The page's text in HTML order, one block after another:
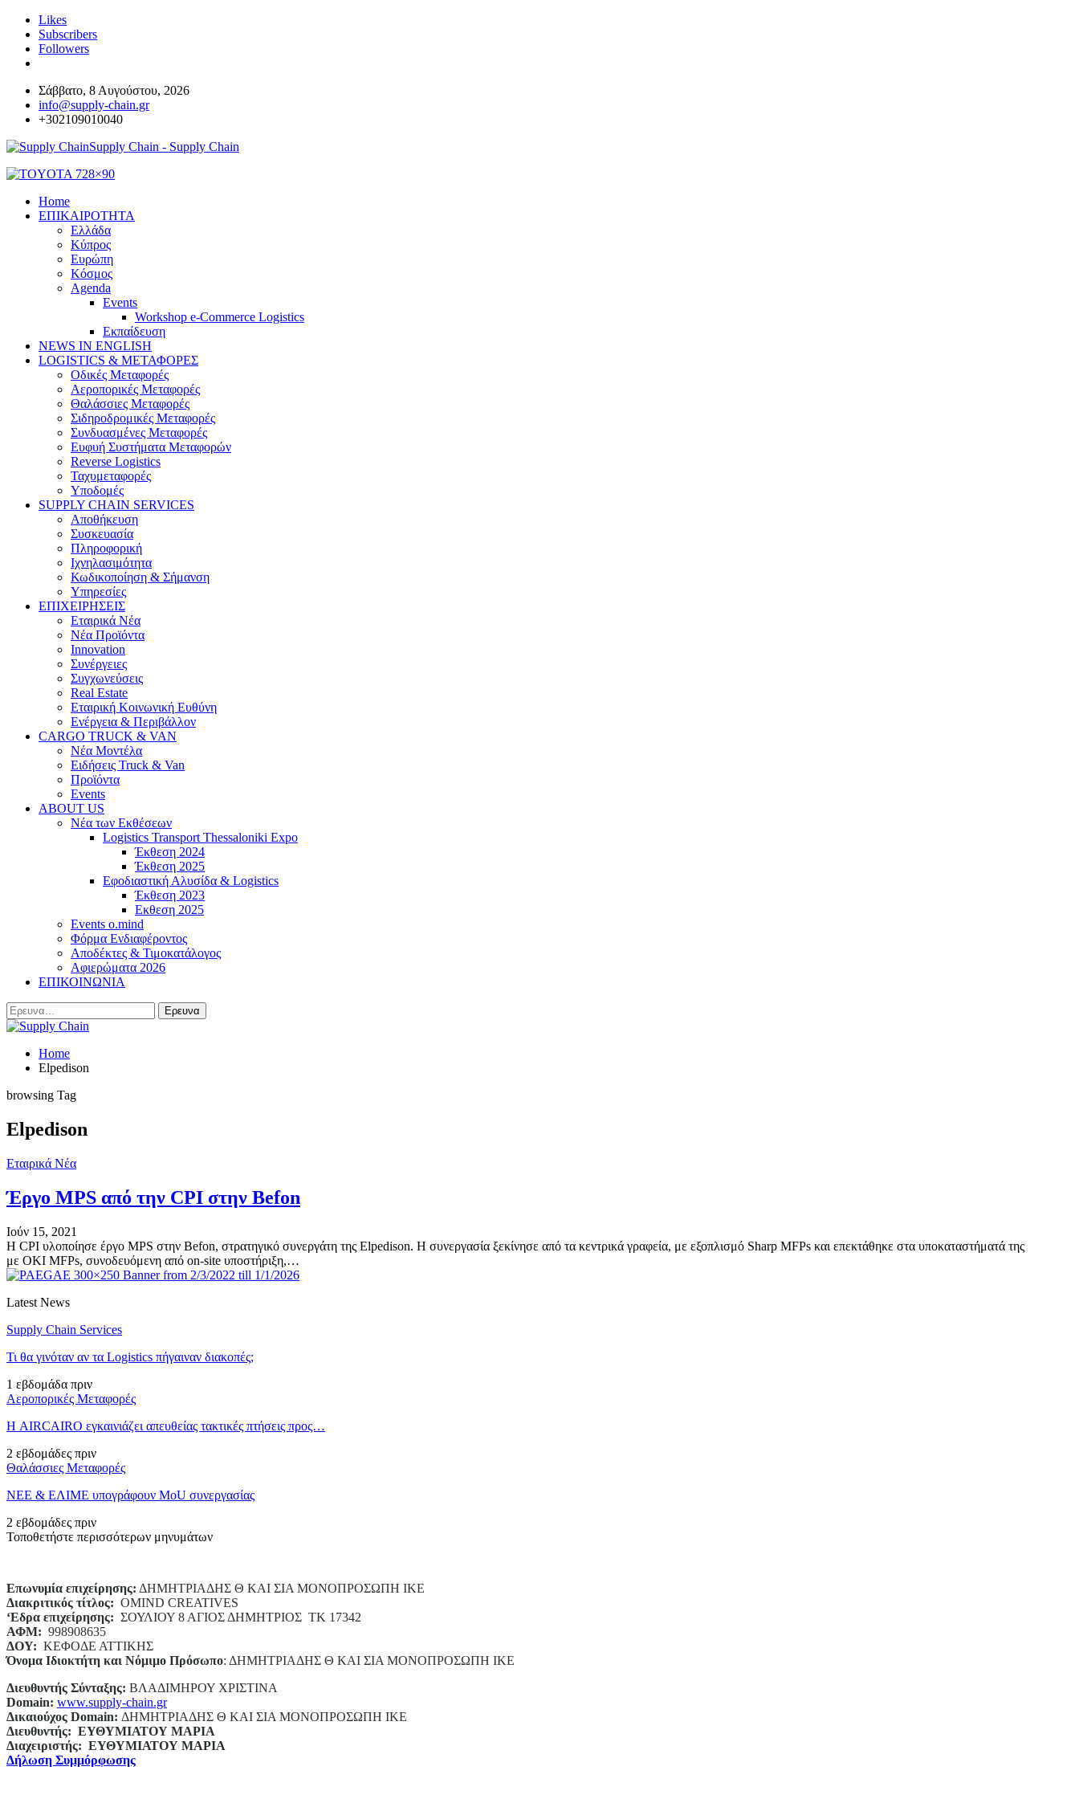
Likes
Subscribers
Followers
Σάββατο, 8 Αυγούστου, 2026
info@supply-chain.gr
+302109010040
Supply Chain - Supply Chain
Home
ΕΠΙΚΑΙΡΟΤΗΤΑ
Ελλάδα
Κύπρος
Ευρώπη
Κόσμος
Agenda
Events
Workshop e-Commerce Logistics
Εκπαίδευση
NEWS IN ENGLISH
LOGISTICS & ΜΕΤΑΦΟΡΕΣ
Οδικές Μεταφορές
Αεροπορικές Μεταφορές
Θαλάσσιες Μεταφορές
Σιδηροδρομικές Μεταφορές
Συνδυασμένες Μεταφορές
Ευφυή Συστήματα Μεταφορών
Reverse Logistics
Ταχυμεταφορές
Υποδομές
SUPPLY CHAIN SERVICES
Αποθήκευση
Συσκευασία
Πληροφορική
Ιχνηλασιμότητα
Κωδικοποίηση & Σήμανση
Υπηρεσίες
ΕΠΙΧΕΙΡΗΣΕΙΣ
Εταιρικά Νέα
Νέα Προϊόντα
Innovation
Συνέργειες
Συγχωνεύσεις
Real Estate
Εταιρική Κοινωνική Ευθύνη
Ενέργεια & Περιβάλλον
CARGO TRUCK & VAN
Νέα Μοντέλα
Ειδήσεις Truck & Van
Προϊόντα
Events
ABOUT US
Νέα των Εκθέσεων
Logistics Transport Thessaloniki Expo
Έκθεση 2024
Έκθεση 2025
Εφοδιαστική Αλυσίδα & Logistics
Έκθεση 2023
Εκθεση 2025
Events o.mind
Φόρμα Ενδιαφέροντος
Αποδέκτες & Τιμοκατάλογος
Αφιερώματα 2026
ΕΠΙΚΟΙΝΩΝΙΑ
Home
Elpedison
browsing Tag
Elpedison
Εταιρικά Νέα
Έργο MPS από την CPI στην Befon
Ιούν 15, 2021
H CPI υλοποίησε έργο MPS στην Befon, στρατηγικό συνεργάτη της Elpedison. Η συνεργασία ξεκίνησε από τα κεντρικά γραφεία, με εξοπλισμό Sharp MFPs και επεκτάθηκε στα υποκαταστήματά της
με OKI MFPs, συνοδευόμενη από on-site υποστήριξη,…
Latest News
Supply Chain Services
Τι θα γινόταν αν τα Logistics πήγαιναν διακοπές;
1 εβδομάδα πριν
Αεροπορικές Μεταφορές
Η AIRCAIRO εγκαινιάζει απευθείας τακτικές πτήσεις προς…
2 εβδομάδες πριν
Θαλάσσιες Μεταφορές
ΝΕΕ & ΕΛΙΜΕ υπογράφουν MoU συνεργασίας
2 εβδομάδες πριν
Τοποθετήστε περισσότερων μηνυμάτων
Επωνυμία επιχείρησης: ΔΗΜΗΤΡΙΑΔΗΣ Θ ΚΑΙ ΣΙΑ ΜΟΝΟΠΡΟΣΩΠΗ ΙΚΕ
Διακριτικός τίτλος: ΟΜΙΝD CREATIVES
‘Eδρα επιχείρησης: ΣΟΥΛΙΟΥ 8 ΑΓΙΟΣ ΔΗΜΗΤΡΙΟΣ ΤΚ 17342
ΑΦΜ: 998908635
ΔΟΥ: ΚΕΦΟΔΕ ΑΤΤΙΚΗΣ
Όνομα Ιδιοκτήτη και Νόμιμο Πρόσωπο: ΔΗΜΗΤΡΙΑΔΗΣ Θ ΚΑΙ ΣΙΑ ΜΟΝΟΠΡΟΣΩΠΗ ΙΚΕ
Διευθυντής Σύνταξης: ΒΛΑΔΙΜΗΡΟΥ ΧΡΙΣΤΙΝΑ
Domain: www.supply-chain.gr
Δικαιούχος Domain: ΔΗΜΗΤΡΙΑΔΗΣ Θ ΚΑΙ ΣΙΑ ΜΟΝΟΠΡΟΣΩΠΗ ΙΚΕ
Διευθυντής: ΕΥΘΥΜΙΑΤΟΥ ΜΑΡΙΑ
Διαχειριστής: ΕΥΘΥΜΙΑΤΟΥ ΜΑΡΙΑ
Δήλωση Συμμόρφωσης